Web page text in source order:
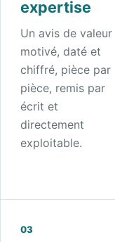
expertise
Un avis de valeur
motivé, daté et
chiffré, pièce par
pièce, remis par
écrit et
directement
exploitable.
03